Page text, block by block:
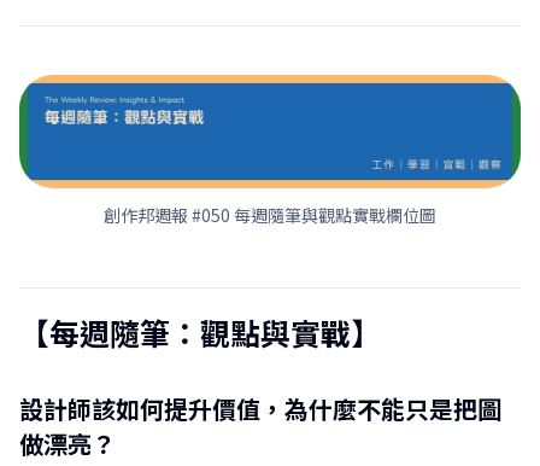
創作邦週報 #050 每週隨筆與觀點實戰欄位圖
【每週隨筆：觀點與實戰】
設計師該如何提升價值，為什麼不能只是把圖
做漂亮？